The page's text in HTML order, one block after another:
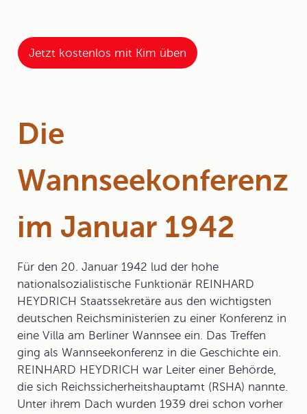
Jetzt kostenlos mit Kim üben
Die
Wannseekonferenz
im Januar 1942
Für den 20. Januar 1942 lud der hohe
nationalsozialistische Funktionär REINHARD
HEYDRICH Staatssekretäre aus den wichtigsten
deutschen Reichsministerien zu einer Konferenz in
eine Villa am Berliner Wannsee ein. Das Treffen
ging als Wannseekonferenz in die Geschichte ein.
REINHARD HEYDRICH war Leiter einer Behörde,
die sich Reichssicherheitshauptamt (RSHA) nannte.
Unter ihrem Dach wurden 1939 drei schon vorher